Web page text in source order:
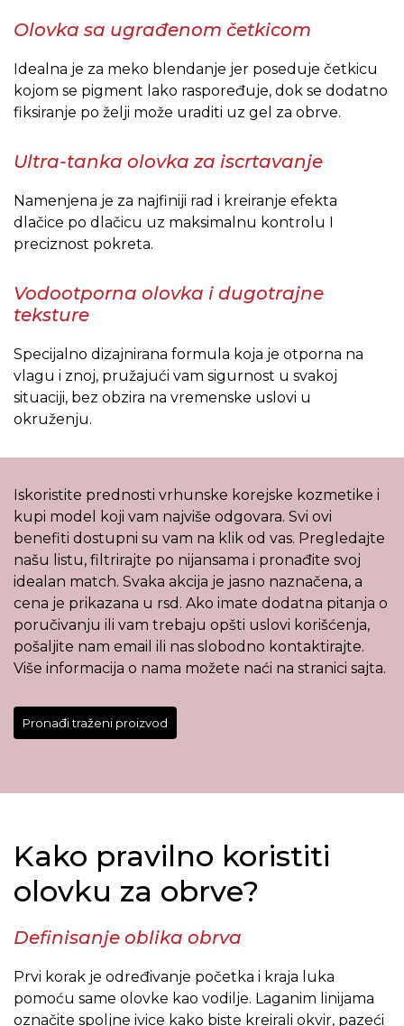
Olovka sa ugrađenom četkicom
Idealna je za meko blendanje jer poseduje četkicu
kojom se pigment lako raspoređuje, dok se dodatno
fiksiranje po želji može uraditi uz gel za obrve.
Ultra-tanka olovka za iscrtavanje
Namenjena je za najfiniji rad i kreiranje efekta
dlačice po dlačicu uz maksimalnu kontrolu I
preciznost pokreta.
Vodootporna olovka i dugotrajne
teksture
Specijalno dizajnirana formula koja je otporna na
vlagu i znoj, pružajući vam sigurnost u svakoj
situaciji, bez obzira na vremenske uslovi u
okruženju.
Iskoristite prednosti vrhunske korejske kozmetike i
kupi model koji vam najviše odgovara. Svi ovi
benefiti dostupni su vam na klik od vas. Pregledajte
našu listu, filtrirajte po nijansama i pronađite svoj
idealan match. Svaka akcija je jasno naznačena, a
cena je prikazana u rsd. Ako imate dodatna pitanja o
poručivanju ili vam trebaju opšti uslovi korišćenja,
pošaljite nam email ili nas slobodno kontaktirajte.
Više informacija o nama možete naći na stranici sajta.
Pronađi traženi proizvod
Kako pravilno koristiti
olovku za obrve?
Definisanje oblika obrva
Prvi korak je određivanje početka i kraja luka
pomoću same olovke kao vodilje. Laganim linijama
označite spoljne ivice kako biste kreirali okvir, pazeći